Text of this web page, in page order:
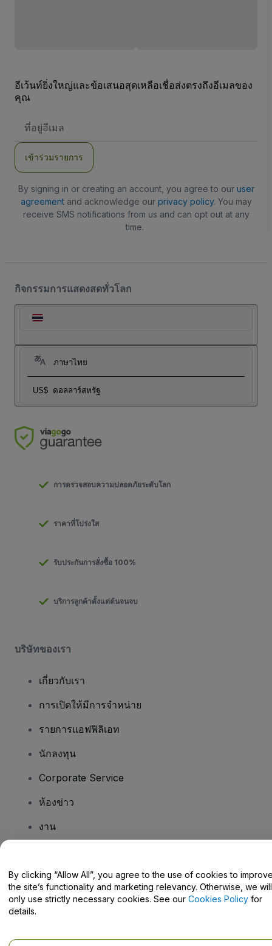
อีเว้นท์ยิ่งใหญ่และข้อเสนอสุดเหลือเชื่อส่งตรงถึงอีเมลของ
คุณ
อยู่
เข้าร่วมรายการ
By signing in or creating an account, you agree to our user
agreementand acknowledge our privacy policy. You may
receive SMS notifications from us and can opt out at any
time.
กิจกรรมการแสดงสดทั่วโลก
ภาษาไทย
US$ ดอลลาร์สหรัฐ
การตรวจสอบความปลอดภัยระดับโลก
ราคาที่โปร่งใส
รับประกันการสั่งซื้อ 100%
บริการลูกค้าตั้งแต่ต้นจนจบ
บริษัทของเรา
เกี่ยวกับเรา
การเปิดให้มีการจำหน่าย
รายการแอฟฟิลิเอท
นักลงทุน
Corporate Service
ห้องข่าว
งาน
Help Centre / Contact Us
By clicking “Allow All”, you agree to the use of cookies to
the site’s functionality and marketing relevancy. Otherwise, we will
only use strictly necessary cookies. See our Cookies Policy for
details.